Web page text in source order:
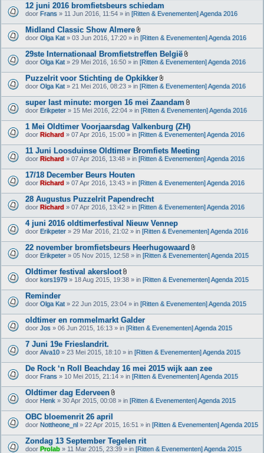
12 juni 2016 bromfietsbeurs schiedam
door Frans » 11 Jun 2016, 11:54 » in [Ritten & Evenementen] Agenda 2016
Midland Classic Show Almere
B
i
j
l
a
g
e
(
)
door Olga Kat » 03 Jun 2016, 17:20 » in [Ritten & Evenementen] Agenda 2016
29ste Internationaal Bromfietstreffen België
B
j
a
g
e
(
)
door Olga Kat » 29 Mei 2016, 16:50 » in [Ritten & Evenementen] Agenda 2016
Puzzelrit voor Stichting de Opkikker
B
j
l
a
g
e
(
)
door Olga Kat » 21 Mei 2016, 08:23 » in [Ritten & Evenementen] Agenda 2016
super last minute: morgen 16 mei Zaandam
B
j
a
g
e
(
door Erikpeter » 15 Mei 2016, 22:04 » in [Ritten & Evenementen] Agenda 2016
1 Mei Oldtimer Voorjaarsdag Valkenburg (ZH)
door Richard » 07 Apr 2016, 15:00 » in [Ritten & Evenementen] Agenda 2016
11 Juni Loosduinse Oldtimer Bromfiets Meeting
door Richard » 07 Apr 2016, 13:48 » in [Ritten & Evenementen] Agenda 2016
17/18 December Beurs Houten
door Richard » 07 Apr 2016, 13:43 » in [Ritten & Evenementen] Agenda 2016
28 Augustus Puzzelrit Papendrecht
door Richard » 07 Apr 2016, 13:42 » in [Ritten & Evenementen] Agenda 2016
4 juni 2016 oldtimerfestival Nieuw Vennep
door Erikpeter » 29 Mar 2016, 21:02 » in [Ritten & Evenementen] Agenda 2016
22 november bromfietsbeurs Heerhugowaard
B
j
a
g
(
door Erikpeter » 05 Nov 2015, 12:58 » in [Ritten & Evenementen] Agenda 2015
Oldtimer festival akersloot
B
j
a
g
e
(
door kors1979 » 18 Aug 2015, 19:38 » in [Ritten & Evenementen] Agenda 2015
Reminder
door Olga Kat » 22 Jun 2015, 23:04 » in [Ritten & Evenementen] Agenda 2015
oldtimer en rommelmarkt Galder
door Jos » 06 Jun 2015, 16:13 » in [Ritten & Evenementen] Agenda 2015
7 Juni 19e Frieslandrit.
door Alva10 » 23 Mei 2015, 18:10 » in [Ritten & Evenementen] Agenda 2015
De Rock ‘n Roll Beachday 16 mei 2015 wijk aan zee
door Frans » 10 Mei 2015, 21:14 » in [Ritten & Evenementen] Agenda 2015
Oldtimer dag Ederveen
B
j
a
g
e
(
door Henk » 30 Apr 2015, 00:08 » in [Ritten & Evenementen] Agenda 2015
OBC bloemenrit 26 april
door Nottheone_nl » 22 Apr 2015, 16:51 » in [Ritten & Evenementen] Agenda 2015
Zondag 13 September Tegelen rit
door Prolab » 11 Mar 2015, 23:39 » in [Ritten & Evenementen] Agenda 2015